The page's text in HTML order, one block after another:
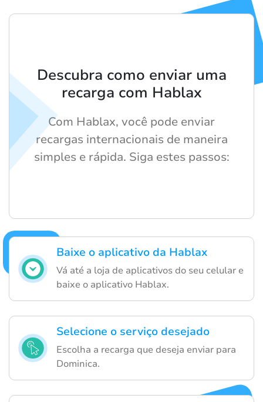
Baixe o aplicativo da Hablax
Vá até a loja de aplicativos do seu celular e
baixe o aplicativo Hablax.
Selecione o serviço desejado
Escolha a recarga que deseja enviar para
Dominica.
Descubra como enviar uma
recarga com Hablax
Com Hablax, você pode enviar
recargas internacionais de maneira
simples e rápida. Siga estes passos: